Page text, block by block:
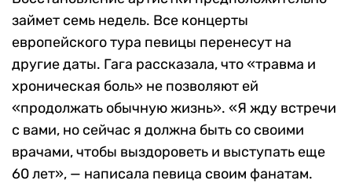
займет семь недель. Все концерты
европейского тура певицы перенесут на
другие даты. Гага рассказала, что «травма и
хроническая боль» не позволяют ей
«продолжать обычную жизнь». «Я жду встречи
с вами, но сейчас я должна быть со своими
врачами, чтобы выздороветь и выступать еще
60 лет», — написала певица своим фанатам.